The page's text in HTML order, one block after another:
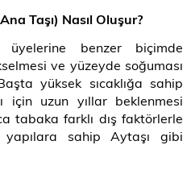
Taşı) Nasıl Oluşur?
benzer biçimde
ve yüzeyde soğuması
yüksek sıcaklığa sahip
için uzun yıllar beklenmesi
tabaka farklı dış faktörlerle
sahip Aytaşı gibi